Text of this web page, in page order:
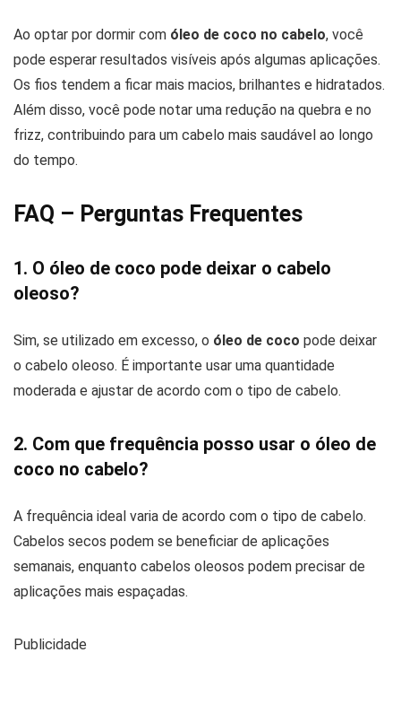
Ao optar por dormir com óleo de coco no cabelo, você
pode esperar resultados visíveis após algumas aplicações.
Os fios tendem a ficar mais macios, brilhantes e hidratados.
Além disso, você pode notar uma redução na quebra e no
frizz, contribuindo para um cabelo mais saudável ao longo
do tempo.
FAQ – Perguntas Frequentes
1. O óleo de coco pode deixar o cabelo
oleoso?
Sim, se utilizado em excesso, o óleo de coco pode deixar
o cabelo oleoso. É importante usar uma quantidade
moderada e ajustar de acordo com o tipo de cabelo.
2. Com que frequência posso usar o óleo de
coco no cabelo?
A frequência ideal varia de acordo com o tipo de cabelo.
Cabelos secos podem se beneficiar de aplicações
semanais, enquanto cabelos oleosos podem precisar de
aplicações mais espaçadas.
Publicidade